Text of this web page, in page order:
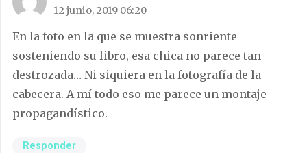
12 junio, 2019 06:20
En la foto en la que se muestra sonriente
sosteniendo su libro, esa chica no parece tan
destrozada… Ni siquiera en la fotografía de la
cabecera. A mí todo eso me parece un montaje
propagandístico.
Responder